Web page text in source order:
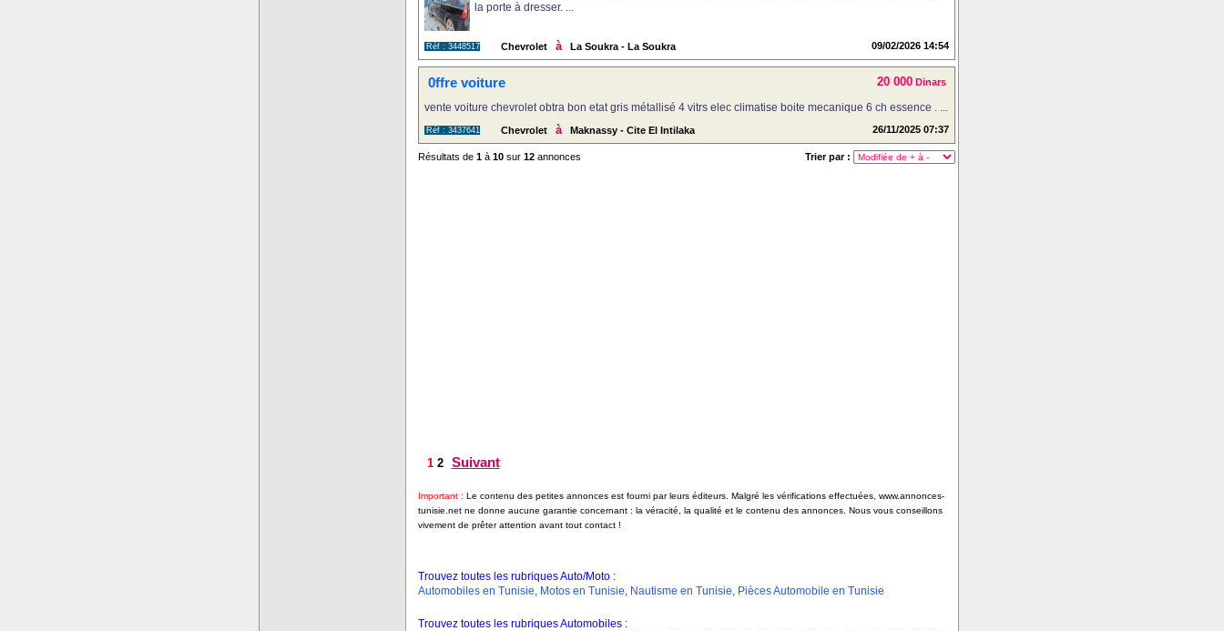
la porte à dresser. ...
Réf : 3448517 Chevrolet à La Soukra - La Soukra 09/02/2026 14:54
0ffre voiture 20 000 Dinars
vente voiture chevrolet obtra bon etat gris métallisé 4 vitrs elec climatise boite mecanique 6 ch essence . ...
Réf : 3437641 Chevrolet à Maknassy - Cite El Intilaka 26/11/2025 07:37
Résultats de 1à 10sur 12annonces Trier par :
1 2 Suivant
Important : Le contenu des petites annonces est fourni par leurs éditeurs. Malgré les vérifications effectuées, www.annonces-
tunisie.net ne donne aucune garantie concernant : la véracité, la qualité et le contenu des annonces. Nous vous conseillons
vivement de prêter attention avant tout contact !
Trouvez toutes les rubriques Auto/Moto :
Automobiles en Tunisie, Motos en Tunisie, Nautisme en Tunisie, Pièces Automobile en Tunisie
Trouvez toutes les rubriques Automobiles :